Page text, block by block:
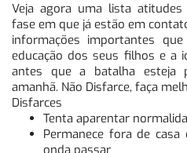
Veja agora uma lista
fase em que já estão em
informações importantes
educação dos seus filhos e a
antes que a batalha esteja
amanhã. Não Disfarce, faça
Disfarces
Tenta aparentar
Permanece fora de